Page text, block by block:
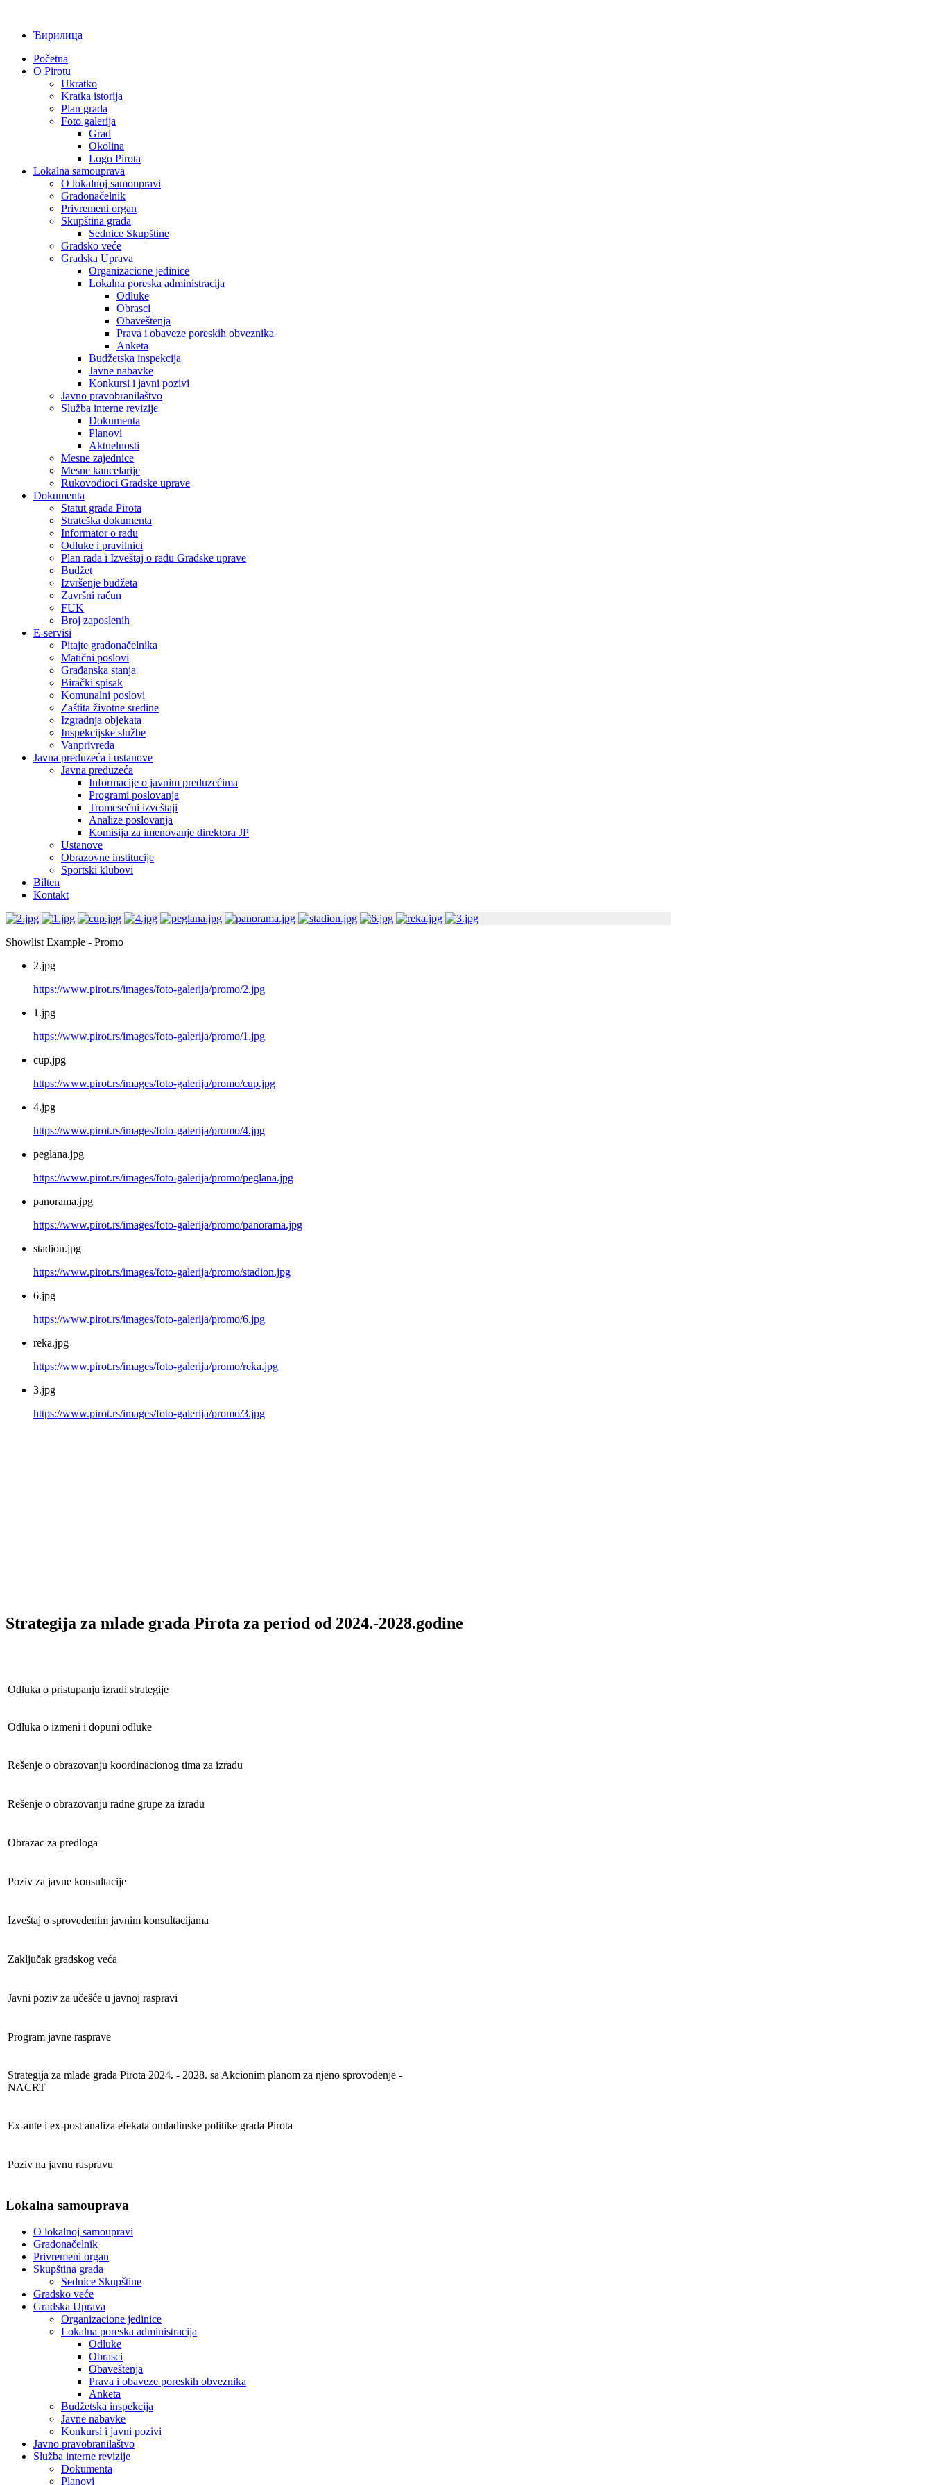
Ћирилица
Početna
O Pirotu
Ukratko
Kratka istorija
Plan grada
Foto galerija
Grad
Okolina
Logo Pirota
Lokalna samouprava
O lokalnoj samoupravi
Gradonačelnik
Privremeni organ
Skupština grada
Sednice Skupštine
Gradsko veće
Gradska Uprava
Organizacione jedinice
Lokalna poreska administracija
Odluke
Obrasci
Obaveštenja
Prava i obaveze poreskih obveznika
Anketa
Budžetska inspekcija
Javne nabavke
Konkursi i javni pozivi
Javno pravobranilaštvo
Služba interne revizije
Dokumenta
Planovi
Aktuelnosti
Mesne zajednice
Mesne kancelarije
Rukovodioci Gradske uprave
Dokumenta
Statut grada Pirota
Strateška dokumenta
Informator o radu
Odluke i pravilnici
Plan rada i Izveštaj o radu Gradske uprave
Budžet
Izvršenje budžeta
Završni račun
FUK
Broj zaposlenih
E-servisi
Pitajte gradonačelnika
Matični poslovi
Građanska stanja
Birački spisak
Komunalni poslovi
Zaštita životne sredine
Izgradnja objekata
Inspekcijske službe
Vanprivreda
Javna preduzeća i ustanove
Javna preduzeća
Informacije o javnim preduzećima
Programi poslovanja
Tromesečni izveštaji
Analize poslovanja
Komisija za imenovanje direktora JP
Ustanove
Obrazovne institucije
Sportski klubovi
Bilten
Kontakt
Showlist Example - Promo
2.jpg
https://www.pirot.rs/images/foto-galerija/promo/2.jpg
1.jpg
https://www.pirot.rs/images/foto-galerija/promo/1.jpg
cup.jpg
https://www.pirot.rs/images/foto-galerija/promo/cup.jpg
4.jpg
https://www.pirot.rs/images/foto-galerija/promo/4.jpg
peglana.jpg
https://www.pirot.rs/images/foto-galerija/promo/peglana.jpg
panorama.jpg
https://www.pirot.rs/images/foto-galerija/promo/panorama.jpg
stadion.jpg
https://www.pirot.rs/images/foto-galerija/promo/stadion.jpg
6.jpg
https://www.pirot.rs/images/foto-galerija/promo/6.jpg
reka.jpg
https://www.pirot.rs/images/foto-galerija/promo/reka.jpg
3.jpg
https://www.pirot.rs/images/foto-galerija/promo/3.jpg
Strategija za mlade grada Pirota za period od 2024.-2028.godine
Odluka o pristupanju izradi strategije
Odluka o izmeni i dopuni odluke
Rešenje o obrazovanju koordinacionog tima za izradu
Rešenje o obrazovanju radne grupe za izradu
Obrazac za predloga
Poziv za javne konsultacije
Izveštaj o sprovedenim javnim konsultacijama
Zaključak gradskog veća
Javni poziv za učešće u javnoj raspravi
Program javne rasprave
Strategija za mlade grada Pirota 2024. - 2028. sa Akcionim planom za njeno sprovođenje -
NACRT
Ex-ante i ex-post analiza efekata omladinske politike grada Pirota
Poziv na javnu raspravu
Lokalna samouprava
O lokalnoj samoupravi
Gradonačelnik
Privremeni organ
Skupština grada
Sednice Skupštine
Gradsko veće
Gradska Uprava
Organizacione jedinice
Lokalna poreska administracija
Odluke
Obrasci
Obaveštenja
Prava i obaveze poreskih obveznika
Anketa
Budžetska inspekcija
Javne nabavke
Konkursi i javni pozivi
Javno pravobranilaštvo
Služba interne revizije
Dokumenta
Planovi